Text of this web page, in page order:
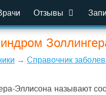
Отзывы
→ Справочник
Эллисона называют